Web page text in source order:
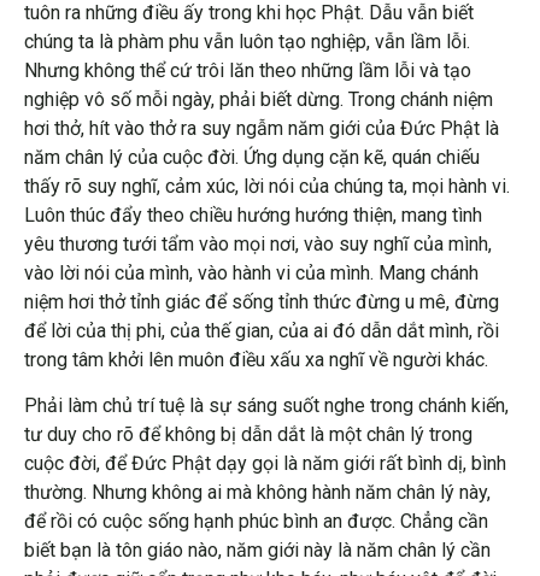
tuôn ra những điều ấy trong khi học Phật. Dẫu vẫn biết
chúng ta là phàm phu vẫn luôn tạo nghiệp, vẫn lầm lỗi.
Nhưng không thể cứ trôi lăn theo những lầm lỗi và tạo
nghiệp vô số mỗi ngày, phải biết dừng. Trong chánh niệm
hơi thở, hít vào thở ra suy ngẫm năm giới của Đức Phật là
năm chân lý của cuộc đời. Ứng dụng cặn kẽ, quán chiếu
thấy rõ suy nghĩ, cảm xúc, lời nói của chúng ta, mọi hành vi.
Luôn thúc đẩy theo chiều hướng hướng thiện, mang tình
yêu thương tưới tẩm vào mọi nơi, vào suy nghĩ của mình,
vào lời nói của mình, vào hành vi của mình. Mang chánh
niệm hơi thở tỉnh giác để sống tỉnh thức đừng u mê, đừng
để lời của thị phi, của thế gian, của ai đó dẫn dắt mình, rồi
trong tâm khởi lên muôn điều xấu xa nghĩ về người khác.
Phải làm chủ trí tuệ là sự sáng suốt nghe trong chánh kiến,
tư duy cho rõ để không bị dẫn dắt là một chân lý trong
cuộc đời, để Đức Phật dạy gọi là năm giới rất bình dị, bình
thường. Nhưng không ai mà không hành năm chân lý này,
để rồi có cuộc sống hạnh phúc bình an được. Chẳng cần
biết bạn là tôn giáo nào, năm giới này là năm chân lý cần